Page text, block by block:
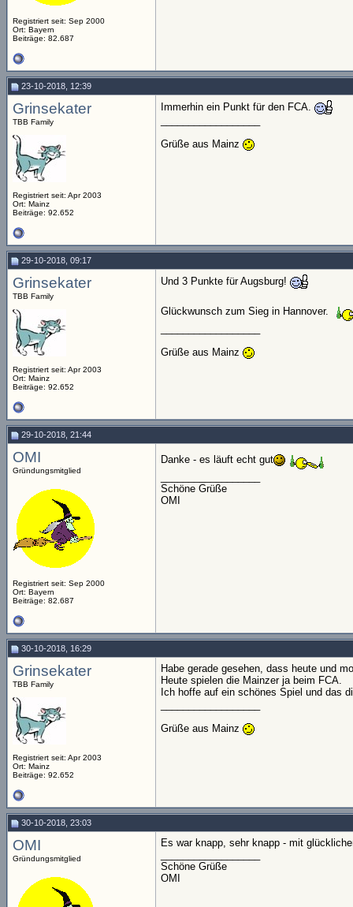
Registriert seit: Sep 2000
Ort: Bayern
Beiträge: 82.687
23-10-2018, 12:39
Grinsekater
TBB Family
Registriert seit: Apr 2003
Ort: Mainz
Beiträge: 92.652
Immerhin ein Punkt für den FCA.
Grüße aus Mainz
29-10-2018, 09:17
Grinsekater
TBB Family
Registriert seit: Apr 2003
Ort: Mainz
Beiträge: 92.652
Und 3 Punkte für Augsburg!
Glückwunsch zum Sieg in Hannover.
Grüße aus Mainz
29-10-2018, 21:44
OMI
Gründungsmitglied
Registriert seit: Sep 2000
Ort: Bayern
Beiträge: 82.687
Danke - es läuft echt gut
Schöne Grüße
OMI
30-10-2018, 16:29
Grinsekater
TBB Family
Registriert seit: Apr 2003
Ort: Mainz
Beiträge: 92.652
Habe gerade gesehen, dass heute und
Heute spielen die Mainzer ja beim FCA.
Ich hoffe auf ein schönes Spiel und das
Grüße aus Mainz
30-10-2018, 23:03
OMI
Gründungsmitglied
Es war knapp, sehr knapp - mit
Schöne Grüße
OMI